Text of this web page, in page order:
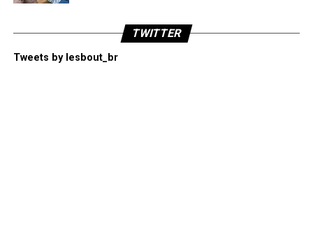
TWITTER
Tweets by lesbout_br